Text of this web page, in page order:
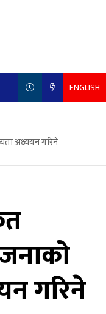
ENGLISH
अध्ययन गरिने
गरिने